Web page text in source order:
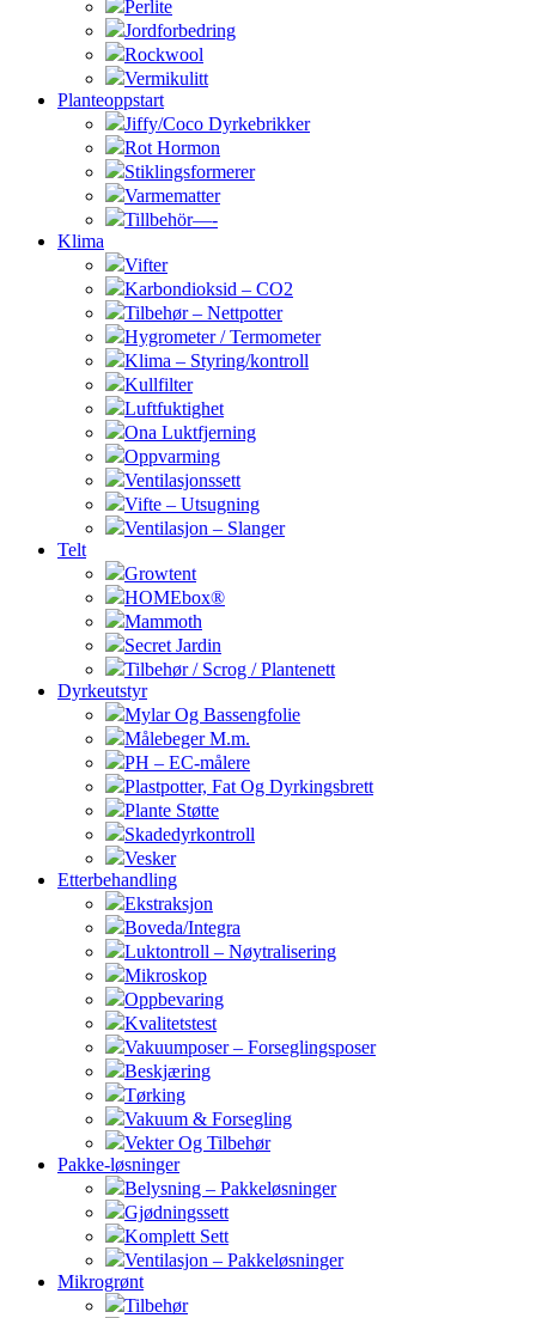
Perlite
Jordforbedring
Rockwool
Vermikulitt
Planteoppstart
Jiffy/Coco Dyrkebrikker
Rot Hormon
Stiklingsformerer
Varmematter
Tillbehör—-
Klima
Vifter
Karbondioksid – CO2
Tilbehør – Nettpotter
Hygrometer / Termometer
Klima – Styring/kontroll
Kullfilter
Luftfuktighet
Ona Luktfjerning
Oppvarming
Ventilasjonssett
Vifte – Utsugning
Ventilasjon – Slanger
Telt
Growtent
HOMEbox®
Mammoth
Secret Jardin
Tilbehør / Scrog / Plantenett
Dyrkeutstyr
Mylar Og Bassengfolie
Målebeger M.m.
PH – EC-målere
Plastpotter, Fat Og Dyrkingsbrett
Plante Støtte
Skadedyrkontroll
Vesker
Etterbehandling
Ekstraksjon
Boveda/Integra
Luktontroll – Nøytralisering
Mikroskop
Oppbevaring
Kvalitetstest
Vakuumposer – Forseglingsposer
Beskjæring
Tørking
Vakuum & Forsegling
Vekter Og Tilbehør
Pakke-løsninger
Belysning – Pakkeløsninger
Gjødningssett
Komplett Sett
Ventilasjon – Pakkeløsninger
Mikrogrønt
Tilbehør